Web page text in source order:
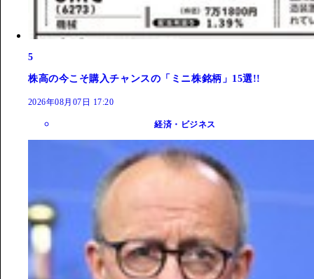
5
株高の今こそ購入チャンスの「ミニ株銘柄」15選!!
2026年08月07日 17:20
経済・ビジネス